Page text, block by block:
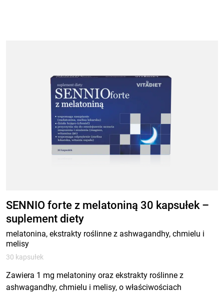
SENNIO forte z melatoniną 30 kapsułek –
suplement diety
melatonina, ekstrakty roślinne z ashwagandhy, chmielu i
melisy
30 kapsułek
Zawiera 1 mg melatoniny oraz ekstrakty roślinne z
ashwagandhy, chmielu i melisy, o właściwościach